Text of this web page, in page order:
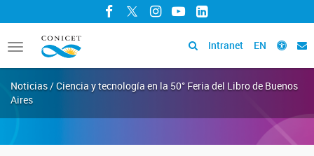
Facebook
TwitterInstagram
YouTubeLinkedIn
Toggle
navigation
Intranet EN
Noticias / Ciencia y tecnología en la 50° Feria del Libro de Buenos
Aires